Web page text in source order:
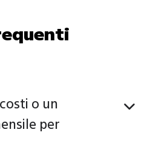
o un
per